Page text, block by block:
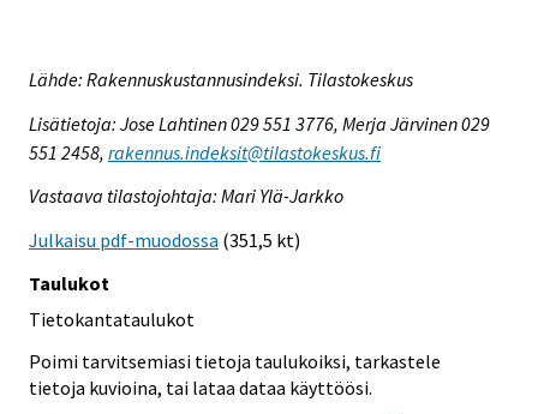
Lähde: Rakennuskustannusindeksi. Tilastokeskus
Lisätietoja: Jose Lahtinen 029 551 3776, Merja Järvinen 029
551 2458, rakennus.indeksit@tilastokeskus.fi
Vastaava tilastojohtaja: Mari Ylä-Jarkko
Julkaisu pdf-muodossa (351,5 kt)
Taulukot
Tietokantataulukot
Poimi tarvitsemiasi tietoja taulukoiksi, tarkastele
tietoja kuvioina, tai lataa dataa käyttöösi.